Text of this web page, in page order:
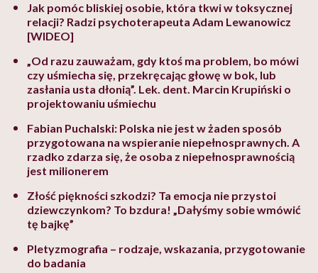
Jak pomóc bliskiej osobie, która tkwi w toksycznej
relacji? Radzi psychoterapeuta Adam Lewanowicz
[WIDEO]
„Od razu zauważam, gdy ktoś ma problem, bo mówi
czy uśmiecha się, przekręcając głowę w bok, lub
zasłania usta dłonią”. Lek. dent. Marcin Krupiński o
projektowaniu uśmiechu
Fabian Puchalski: Polska nie jest w żaden sposób
przygotowana na wspieranie niepełnosprawnych. A
rzadko zdarza się, że osoba z niepełnosprawnością
jest milionerem
Złość piękności szkodzi? Ta emocja nie przystoi
dziewczynkom? To bzdura! „Dałyśmy sobie wmówić
tę bajkę”
Pletyzmografia – rodzaje, wskazania, przygotowanie
do badania